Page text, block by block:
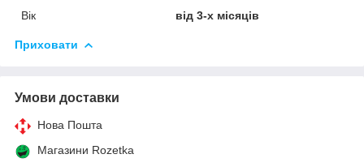
Вік
від 3-х місяців
Приховати
Умови доставки
Нова Пошта
Магазини Rozetka